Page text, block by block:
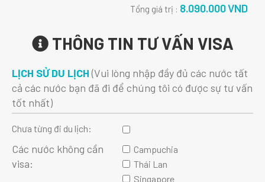
Tổng giá trị : 8.090.000VND
THÔNG TIN TƯ VẤN VISA
LỊCH SỬ DU LỊCH(Vui lòng nhập đầy đủ các nước tất
cả các nước bạn đã đi để chúng tôi có được sự tư vấn
tốt nhất)
Chưa từng đi du lịch:
Các nước không cần
visa:
Campuchia
Thái Lan
Singapore